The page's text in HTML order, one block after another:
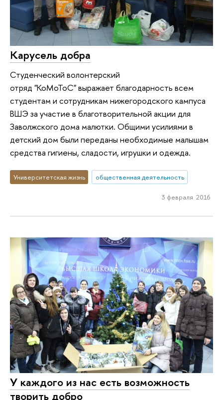
Карусель добра
Студенческий волонтерский
отряд "КоМоТоС" выражает благодарность всем
студентам и сотрудникам нижегородского кампуса
ВШЭ за участие в благотворительной акции для
Заволжского дома малютки. Общими усилиями в
детский дом были переданы необходимые малышам
средства гигиены, сладости, игрушки и одежда.
Университетская жизнь общественная деятельность
3 февраля 2016
У каждого из нас есть возможность
творить добро